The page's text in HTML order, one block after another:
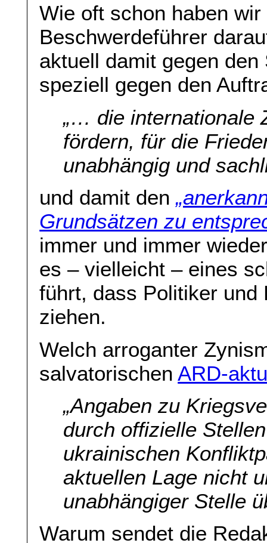
Wie oft schon haben
Beschwerdeführer
aktuell damit gegen
speziell gegen den
„… die internationale
fördern, für die
unabhängig und
und damit den
Grundsätzen zu
immer und immer
es – vielleicht – eines
führt, dass Politiker und
ziehen.
Welch arroganter
salvatorischen ARD-
„Angaben zu
durch offizielle
ukrainischen
aktuellen Lage nicht
unabhängiger Stelle
Warum sendet die